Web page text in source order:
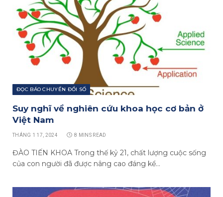
ĐỌC BÁO CHUYỂN ĐỔI SỐ
Suy nghĩ về nghiên cứu khoa học cơ bản ở
Việt Nam
THÁNG 1 17, 2024 8 MINS READ
ĐÀO TIẾN KHOA Trong thế kỷ 21, chất lượng cuộc sống
của con người đã được nâng cao đáng kể…